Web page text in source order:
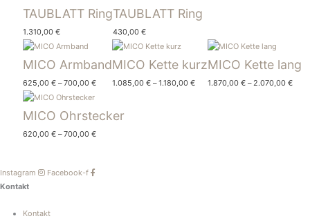
TAUBLATT Ring
1.310,00 €
TAUBLATT Ring
430,00 €
MICO Armband
625,00 €–700,00 €
MICO Kette kurz
1.085,00 €–1.180,00 €
MICO Kette lang
1.870,00 €– 2.070,00 €
MICO Ohrstecker
620,00 €–700,00 €
Instagram
Facebook-f
Kontakt
Kontakt